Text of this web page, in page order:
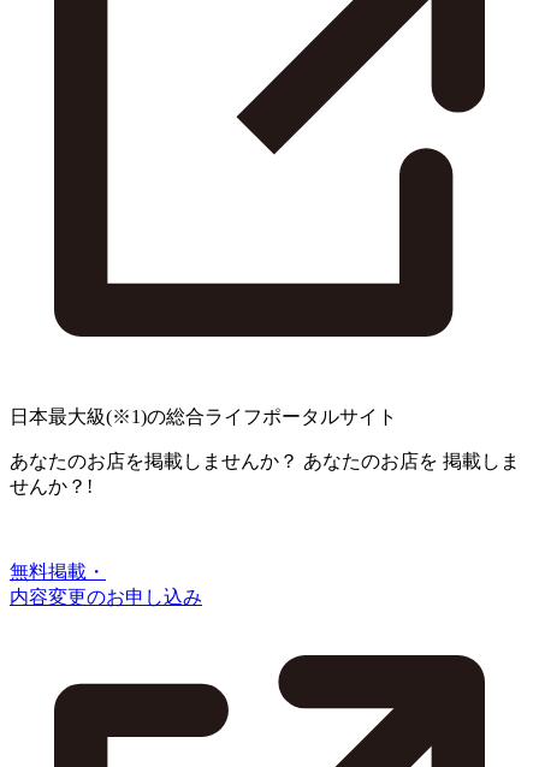
日本最大級(※1)の総合ライフポータルサイト
あなたのお店を掲載しませんか？ あなたのお店を 掲載しま
せんか？!
無料掲載・
内容変更のお申し込み